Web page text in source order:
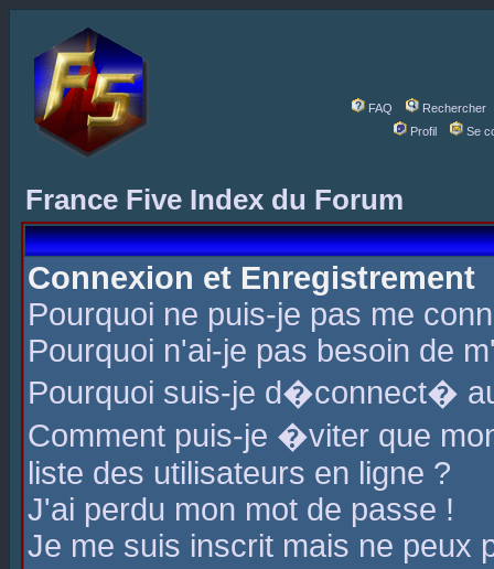
FAQ
Rechercher
Profil
Se
France Five Index du Forum
Connexion et Enregistrement
Pourquoi ne puis-je pas me
Pourquoi n'ai-je pas besoin de
Pourquoi suis-je d�connect�
Comment puis-je �viter que
liste des utilisateurs en ligne ?
J'ai perdu mon mot de passe !
Je me suis inscrit mais ne peux